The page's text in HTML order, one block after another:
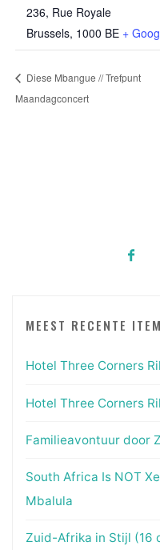
236, Rue Royale
Brussels, 1000 BE +
Diese Mbangue // Trefpunt
Maandagconcert
MEEST RECENTE
Hotel Three Corners
Hotel Three Corners
Familieavontuur door
South Africa Is NOT
Mbalula
Zuid-Afrika in Stijl (16